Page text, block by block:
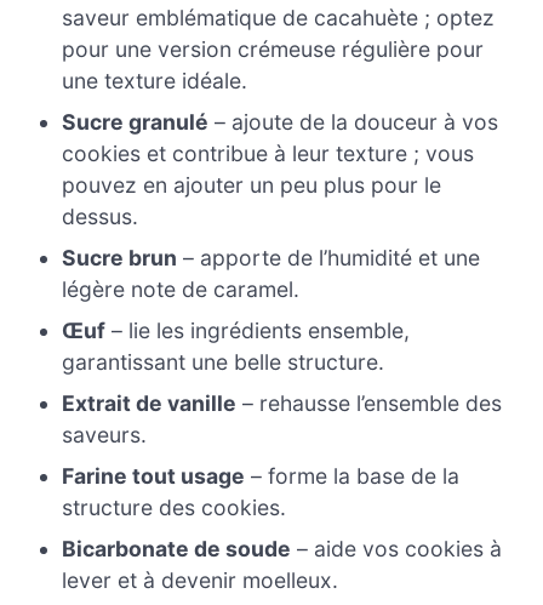
saveur emblématique de cacahuète ; optez
pour une version crémeuse régulière pour
une texture idéale.
Sucre granulé – ajoute de la douceur à vos
cookies et contribue à leur texture ; vous
pouvez en ajouter un peu plus pour le
dessus.
Sucre brun – apporte de l’humidité et une
légère note de caramel.
Œuf – lie les ingrédients ensemble,
garantissant une belle structure.
Extrait de vanille – rehausse l’ensemble des
saveurs.
Farine tout usage – forme la base de la
structure des cookies.
Bicarbonate de soude – aide vos cookies à
lever et à devenir moelleux.